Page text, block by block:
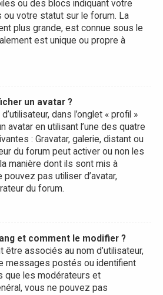
ou des blocs indiquant votre
votre statut sur le forum. La
plus grande, est connue sous le
est unique ou propre à
un avatar ?
dans l’onglet « profil »
avatar en utilisant l’une des quatre
: Gravatar, galerie, distant ou
du forum peut activer ou non les
manière dont ils sont mis à
pas utiliser d’avatar,
du forum.
et comment le modifier ?
être associés au nom d’utilisateur,
messages postés ou identifient
que les modérateurs et
vous ne pouvez pas